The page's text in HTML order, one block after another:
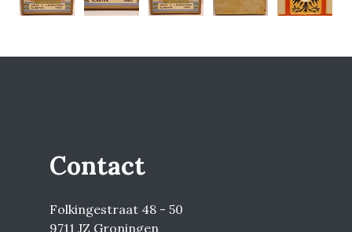
Contact
Folkingestraat 48 - 50
9711 JZ Groningen